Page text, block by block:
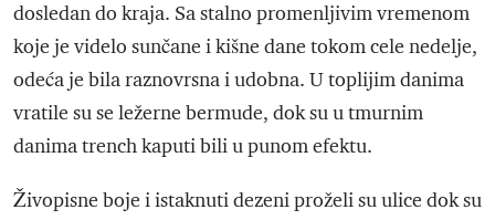
dosledan do kraja. Sa stalno promenljivim vremenom
koje je videlo sunčane i kišne dane tokom cele nedelje,
odeća je bila raznovrsna i udobna. U toplijim danima
vratile su se ležerne bermude, dok su u tmurnim
danima trench kaputi bili u punom efektu.
Živopisne boje i istaknuti dezeni proželi su ulice dok su